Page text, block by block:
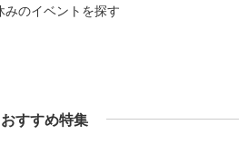
みのイベントを探す
おすすめ特集